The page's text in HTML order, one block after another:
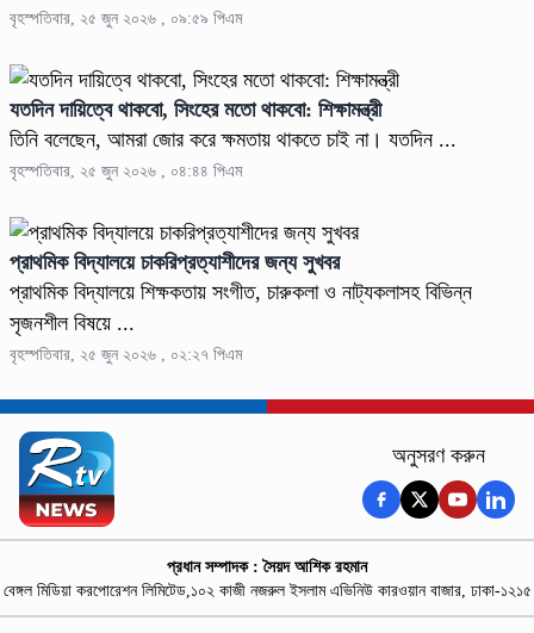
বৃহস্পতিবার, ২৫ জুন ২০২৬ , ০৯:৫৯ পিএম
যতদিন দায়িত্বে থাকবো, সিংহের মতো থাকবো: শিক্ষামন্ত্রী
তিনি বলেছেন, আমরা জোর করে ক্ষমতায় থাকতে চাই না। যতদিন ...
বৃহস্পতিবার, ২৫ জুন ২০২৬ , ০৪:৪৪ পিএম
প্রাথমিক বিদ্যালয়ে চাকরিপ্রত্যাশীদের জন্য সুখবর
প্রাথমিক বিদ্যালয়ে শিক্ষকতায় সংগীত, চারুকলা ও নাট্যকলাসহ বিভিন্ন
সৃজনশীল বিষয়ে ...
বৃহস্পতিবার, ২৫ জুন ২০২৬ , ০২:২৭ পিএম
অনুসরণ করুন
প্রধান সম্পাদক : সৈয়দ আশিক রহমান
বেঙ্গল মিডিয়া করপোরেশন লিমিটেড,১০২ কাজী নজরুল ইসলাম এভিনিউ কারওয়ান বাজার, ঢাকা-১২১৫